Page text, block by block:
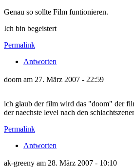
Genau so sollte Film funtionieren.
Ich bin begeistert
Permalink
Antworten
doom am 27. März 2007 - 22:59
ich glaub der film wird das "doom" der
der naechste level nach den
Permalink
Antworten
ak-greeny am 28. März 2007 - 10:10